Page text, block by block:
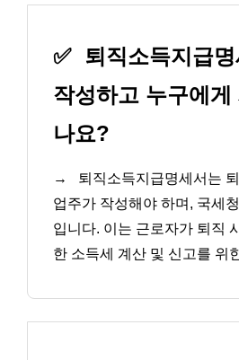
✅
퇴직소득지급
작성하고 누구에
나요?
→
퇴직소득지급명세서는
업주가 작성해야 하며, 국세
입니다. 이는 근로자가 퇴직
한 소득세 계산 및 신고를 위